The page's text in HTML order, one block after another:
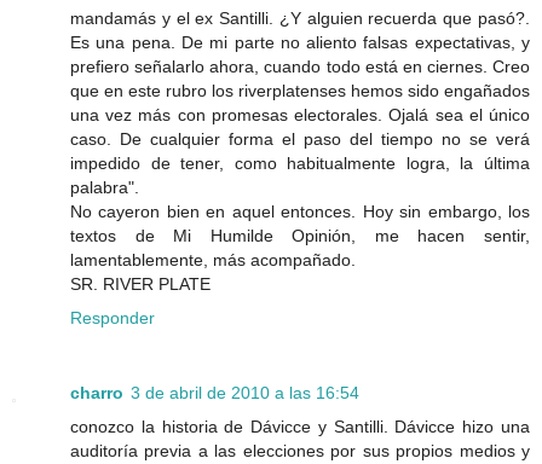
mandamás y el ex Santilli. ¿Y alguien recuerda que pasó?.
Es una pena. De mi parte no aliento falsas expectativas, y
prefiero señalarlo ahora, cuando todo está en ciernes. Creo
que en este rubro los riverplatenses hemos sido engañados
una vez más con promesas electorales. Ojalá sea el único
caso. De cualquier forma el paso del tiempo no se verá
impedido de tener, como habitualmente logra, la última
palabra".
No cayeron bien en aquel entonces. Hoy sin embargo, los
textos de Mi Humilde Opinión, me hacen sentir,
lamentablemente, más acompañado.
SR. RIVER PLATE
Responder
charro 3 de abril de 2010 a las 16:54
conozco la historia de Dávicce y Santilli. Dávicce hizo una
auditoría previa a las elecciones por sus propios medios y